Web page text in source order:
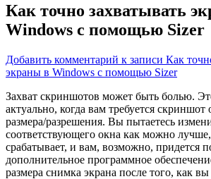
Как точно захватывать
Windows с помощью Sizer
Добавить комментарий к записи Как
экраны в Windows с помощью Sizer
Захват скриншотов может быть болью.
актуально, когда вам требуется скриншот
размера/разрешения. Вы пытаетесь
соответствующего окна как можно лучше,
срабатывает, и вам, возможно, придется
дополнительное программное
размера снимка экрана после того, как вы